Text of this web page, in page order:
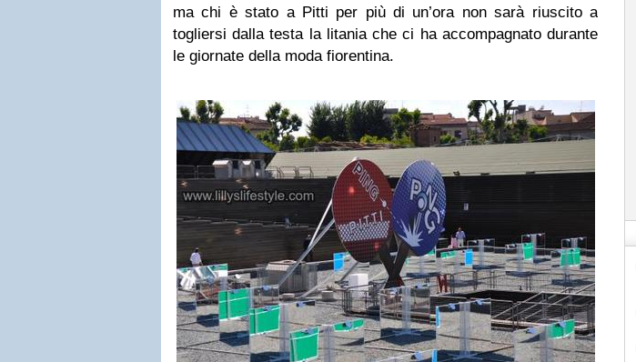
ma chi è stato a Pitti per più di un’ora non sarà riuscito a
togliersi dalla testa la litania che ci ha accompagnato durante
le giornate della moda fiorentina.